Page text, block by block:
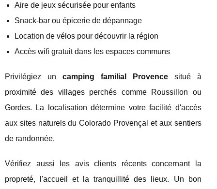
Aire de jeux sécurisée pour enfants
Snack-bar ou épicerie de dépannage
Location de vélos pour découvrir la région
Accès wifi gratuit dans les espaces communs
Privilégiez un camping familial Provencesitué à
proximité des villages perchés comme Roussillon ou
Gordes. La localisation détermine votre facilité d'accès
aux sites naturels du Colorado Provençal et aux sentiers
de randonnée.
Vérifiez aussi les avis clients récents concernant la
propreté, l'accueil et la tranquillité des lieux. Un bon